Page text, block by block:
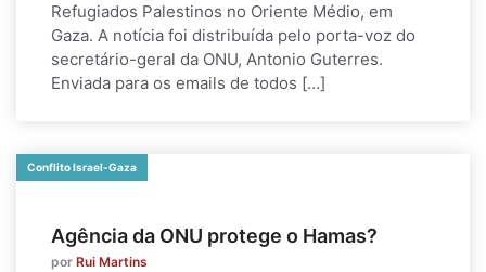
Refugiados Palestinos no Oriente Médio, em
Gaza. A notícia foi distribuída pelo porta-voz do
secretário-geral da ONU, Antonio Guterres.
Enviada para os emails de todos […]
Conflito Israel-Gaza
Agência da ONU protege o Hamas?
por Rui Martins